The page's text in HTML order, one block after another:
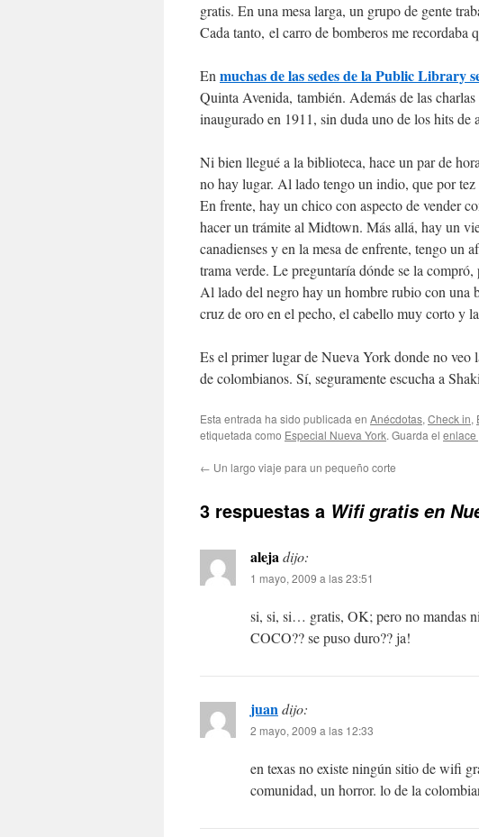
gratis. En una mesa larga, un grupo de gente
Cada tanto, el carro de bomberos me recordaba
En muchas de las sedes de la Public Library
Quinta Avenida, también. Además de las
inaugurado en 1911, sin duda uno de los hits de
Ni bien llegué a la biblioteca, hace un par de
no hay lugar. Al lado tengo un indio, que por
En frente, hay un chico con aspecto de vender
hacer un trámite al Midtown. Más allá, hay un
canadienses y en la mesa de enfrente, tengo un
trama verde. Le preguntaría dónde se la
Al lado del negro hay un hombre rubio con una
cruz de oro en el pecho, el cabello muy corto y
Es el primer lugar de Nueva York donde no veo
de colombianos. Sí, seguramente escucha a
Esta entrada ha sido publicada en Anécdotas, Check in,
etiquetada como Especial Nueva York. Guarda el enlace
← Un largo viaje para un pequeño corte
3 respuestas a Wifi gratis en
alejadijo:
1 mayo, 2009 a las 23:51
si, si, si… gratis, OK; pero no mandas
COCO?? se puso duro?? ja!
juandijo:
2 mayo, 2009 a las 12:33
en texas no existe ningún sitio de wifi
comunidad, un horror. lo de la